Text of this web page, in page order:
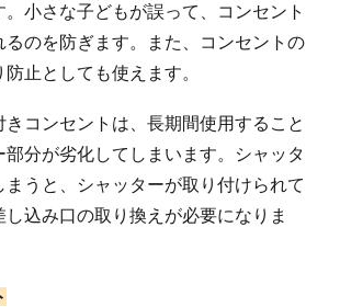
小さな子どもが誤って、コンセント
るのを防ぎます。また、コンセントの
止としても使えます。
コンセントは、長期間使用すること
分が劣化してしまいます。シャッタ
うと、シャッターが取り付けられて
込み口の取り換えが必要になりま